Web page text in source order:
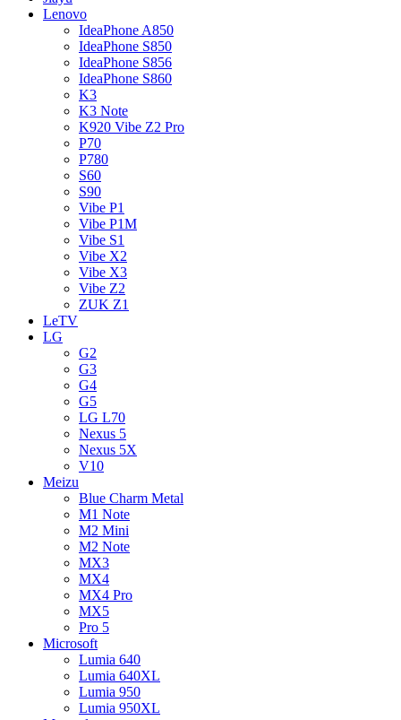
Lenovo
IdeaPhone A850
IdeaPhone S850
IdeaPhone S856
IdeaPhone S860
K3
K3 Note
K920 Vibe Z2 Pro
P70
P780
S60
S90
Vibe P1
Vibe P1M
Vibe S1
Vibe X2
Vibe X3
Vibe Z2
ZUK Z1
LeTV
LG
G2
G3
G4
G5
LG L70
Nexus 5
Nexus 5X
V10
Meizu
Blue Charm Metal
M1 Note
M2 Mini
M2 Note
MX3
MX4
MX4 Pro
MX5
Pro 5
Microsoft
Lumia 640
Lumia 640XL
Lumia 950
Lumia 950XL